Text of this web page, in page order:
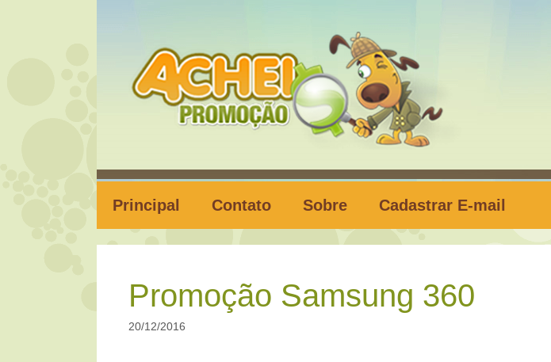
Principal Contato Sobre Cadastrar E-mail
Promoção Samsung 360
20/12/2016